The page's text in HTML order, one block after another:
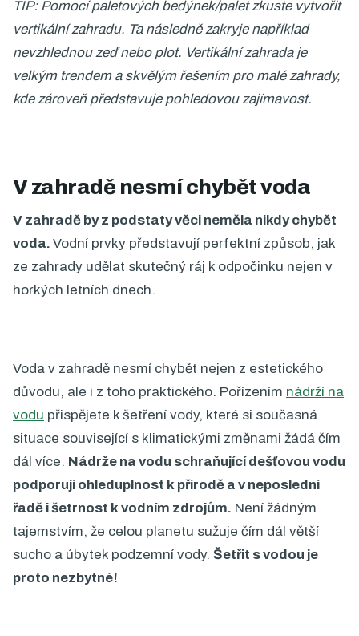
TIP: Pomocí paletových bedýnek/palet zkuste vytvořit
vertikální zahradu. Ta následně zakryje například
nevzhlednou zeď nebo plot. Vertikální zahrada je
velkým trendem a skvělým řešením pro malé zahrady,
kde zároveň představuje pohledovou zajímavost.
V zahradě nesmí chybět voda
V zahradě by z podstaty věci neměla nikdy chybět
voda. Vodní prvky představují perfektní způsob, jak
ze zahrady udělat skutečný ráj k odpočinku nejen v
horkých letních dnech.
Voda v zahradě nesmí chybět nejen z estetického
důvodu, ale i z toho praktického. Pořízením nádrží na
vodu přispějete k šetření vody, které si současná
situace související s klimatickými změnami žádá čím
dál více. Nádrže na vodu schraňující dešťovou vodu
podporují ohleduplnost k přírodě a v neposlední
řadě i šetrnost k vodním zdrojům. Není žádným
tajemstvím, že celou planetu sužuje čím dál větší
sucho a úbytek podzemní vody. Šetřit s vodou je
proto nezbytné!